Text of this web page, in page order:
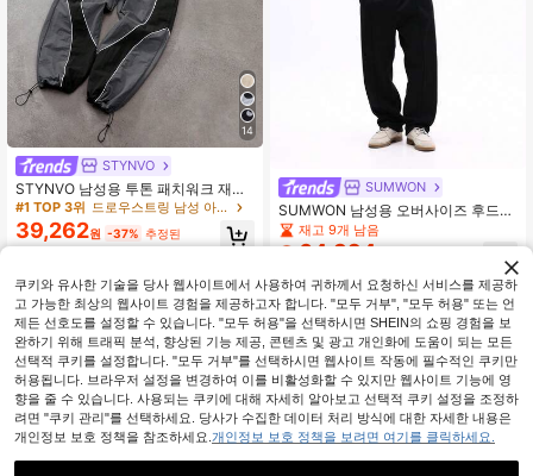
14
STYNVO
STYNVO 남성용 투톤 패치워크 재킷
세트
#1 TOP 3위 드로우스트링 남성 아우터 코디
39,262원 -37% 추정된
SUMWON
SUMWON 남성용 오버사이즈 후드티
스웨트팬츠 코디 세트 캐주얼 라운지
웨어 겨울용 컴포트 스트리트웨어 드
재고 9개 남음
64,394
쿠키와 유사한 기술을 당사 웹사이트에서 사용하여 귀하께서 요청하신 서비스를 제공하
고 가능한 최상의 웹사이트 경험을 제공하고자 합니다. "모두 거부", "모두 허용" 또는 언
제든 선호도를 설정할 수 있습니다. "모두 허용"을 선택하시면 SHEIN의 쇼핑 경험을 보
완하기 위해 트래픽 분석, 향상된 기능 제공, 콘텐츠 및 광고 개인화에 도움이 되는 모든
선택적 쿠키를 설정합니다. "모두 거부"를 선택하시면 웹사이트 작동에 필수적인 쿠키만
허용됩니다. 브라우저 설정을 변경하여 이를 비활성화할 수 있지만 웹사이트 기능에 영
향을 줄 수 있습니다. 사용되는 쿠키에 대해 자세히 알아보고 선택적 쿠키 설정을 조정하
려면 "쿠키 관리"를 선택하세요. 당사가 수집한 데이터 처리 방식에 대한 자세한 내용은
개인정보 보호 정책을 참조하세요. 개인정보 보호 정책을 보려면 여기를 클릭하세요.